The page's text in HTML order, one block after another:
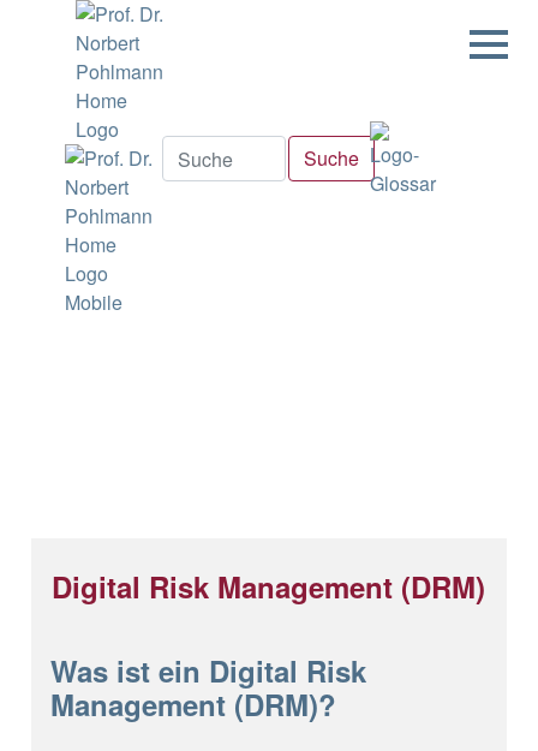
Digital Risk Management (DRM)
Was ist ein Digital Risk
Management (DRM)?